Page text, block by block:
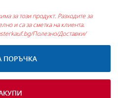
за този продукт. Разходите за
и са за сметка на клиента.
Полезно/Доставки/
ПОРЪЧКА